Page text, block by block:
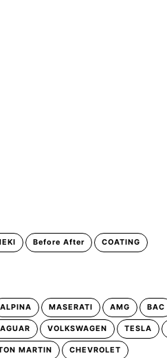
Before After COATING
ALPINA MASERATI AMG BAC
VOLKSWAGEN TESLA
MARTIN CHEVROLET